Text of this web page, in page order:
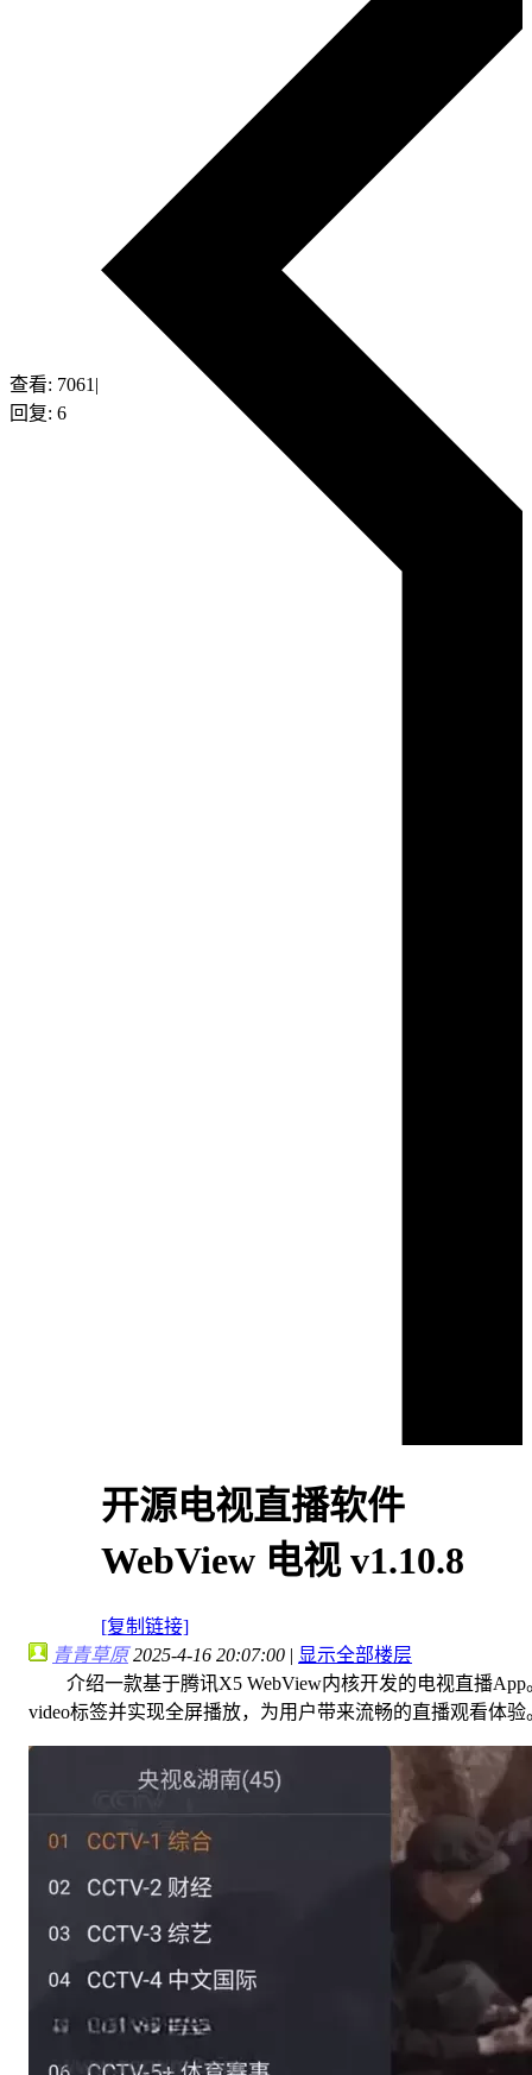
查看: 7061 |
回复: 6
开源电视直播软件
WebView 电视 v1.10.8
[复制链接]
青青草原2025-4-16 20:07:00 | 显示全部楼层
介绍一款基于腾讯X5 WebView内核开发的电视直播App
video标签并实现全屏播放，为用户带来流畅的直播观看体验